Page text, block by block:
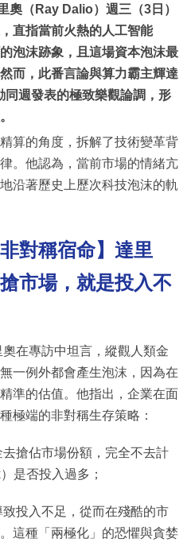
奧（Ray Dalio）週三（3日）
直指當前火熱的人工智能
泡沫跡象，且這場資本泡沫最
而，此番言論與算力霸主輝達
同週發表的極致樂觀論調，形
算的角度，拆解了技術變革背
。他認為，當前市場的情緒亢
沿著歷史上歷次科技泡沫的軌
對稱宿命】達里
市場，就是投入不
奧在專訪中坦言，縱觀人類金
一例外都會產生泡沫，因為在
準的估值。他指出，企業在面
極端的非對稱生存策略：
搶佔市場份額，完全不去計
是否投入過多；
投入不足，從而在殘酷的市
這種「兩極化」的恐懼與貪婪